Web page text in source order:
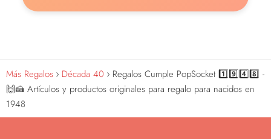
Más Regalos Década 40
Regalos Cumple PopSocket 1️⃣9️⃣4️⃣8️⃣ -
🙌🍰 Artículos y productos originales para regalo para nacidos en
1948